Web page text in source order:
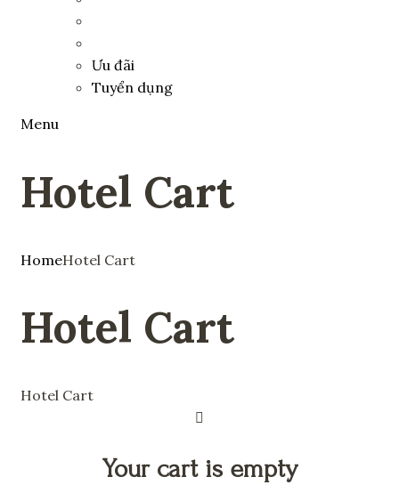
Ưu đãi
Tuyển dụng
Menu
Hotel Cart
HomeHotel Cart
Hotel Cart
Hotel Cart
Your cart is empty